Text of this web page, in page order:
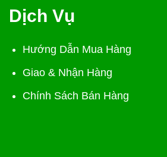
Dịch Vụ
Hướng Dẫn Mua Hàng
Giao & Nhận Hàng
Chính Sách Bán Hàng